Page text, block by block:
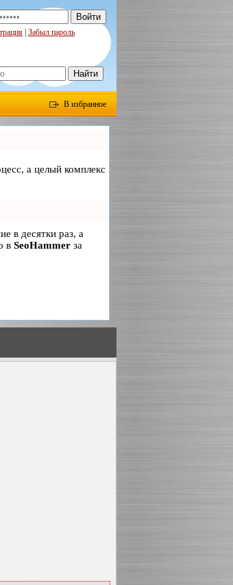
Забыл пароль
В избранное
а целый комплекс
в десятки раз, а
в SeoHammerза